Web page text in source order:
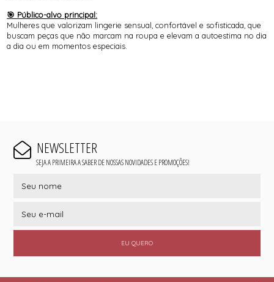
🎯 Público-alvo principal:
Mulheres que valorizam lingerie sensual, confortável e sofisticada, que
buscam peças que não marcam na roupa e elevam a autoestima no dia
a dia ou em momentos especiais.
NEWSLETTER
SEJA A PRIMEIRA A SABER DE NOSSAS NOVIDADES E PROMOÇÕES!
EU QUERO